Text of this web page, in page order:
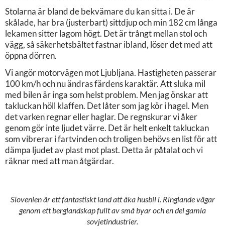
Stolarna är bland de bekvämare du kan sitta i. De är
skålade, har bra (justerbart) sittdjup och min 182 cm långa
lekamen sitter lagom högt. Det är trångt mellan stol och
vägg, så säkerhetsbältet fastnar ibland, löser det med att
öppna dörren.
Vi angör motorvägen mot Ljubljana. Hastigheten passerar
100 km/h och nu ändras färdens karaktär. Att sluka mil
med bilen är inga som helst problem. Men jag önskar att
takluckan höll klaffen. Det låter som jag kör i hagel. Men
det varken regnar eller haglar. De regnskurar vi åker
genom gör inte ljudet värre. Det är helt enkelt takluckan
som vibrerar i fartvinden och troligen behövs en list för att
dämpa ljudet av plast mot plast. Detta är påtalat och vi
räknar med att man åtgärdar.
Slovenien är ett fantastiskt land att åka husbil i. Ringlande vägar
genom ett berglandskap fullt av små byar och en del gamla
sovjetindustrier.